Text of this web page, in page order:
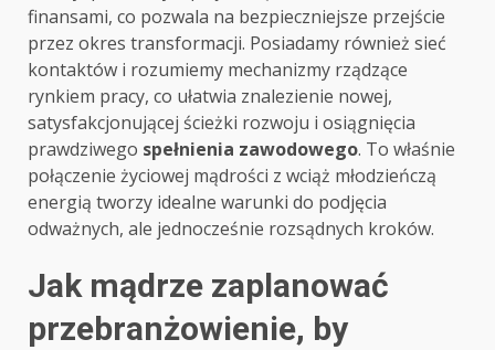
finansami, co pozwala na bezpieczniejsze przejście
przez okres transformacji. Posiadamy również sieć
kontaktów i rozumiemy mechanizmy rządzące
rynkiem pracy, co ułatwia znalezienie nowej,
satysfakcjonującej ścieżki rozwoju i osiągnięcia
prawdziwego spełnienia zawodowego. To właśnie
połączenie życiowej mądrości z wciąż młodzieńczą
energią tworzy idealne warunki do podjęcia
odważnych, ale jednocześnie rozsądnych kroków.
Jak mądrze zaplanować
przebranżowienie, by